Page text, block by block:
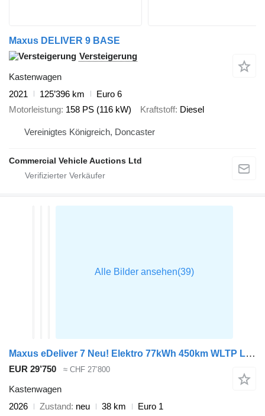
Maxus DELIVER 9 BASE
Versteigerung
Kastenwagen
2021
125’396 km
Euro 6
Motorleistung 158 PS (116 kW) Kraftstoff Diesel
Vereinigtes Königreich, Doncaster
Commercial Vehicle Auctions Ltd
Maxus eDeliver 7 Neu! Elektro 77kWh 450km WLTP L1H1 Schnellladen LED A
EUR 29’750 ≈ CHF 27’800
Kastenwagen
2026
Zustand neu 38 km
Euro 1